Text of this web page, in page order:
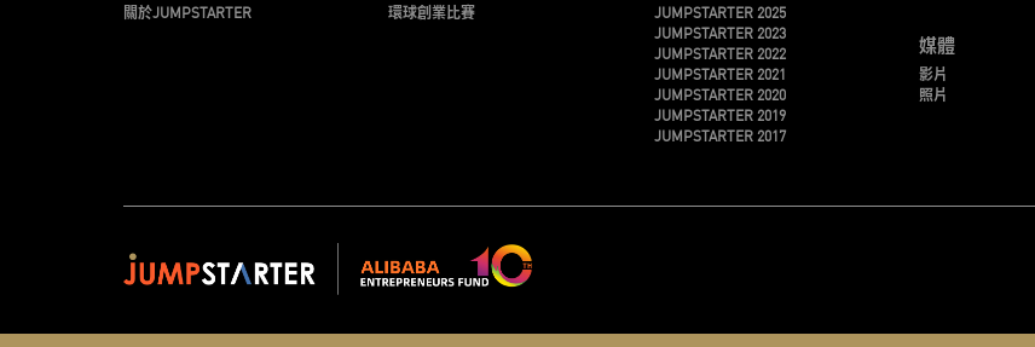
關於JUMPSTARTER 環球創業比賽
JUMPSTARTER 2025
JUMPSTARTER 2023
JUMPSTARTER 2022
JUMPSTARTER 2021
JUMPSTARTER 2020
JUMPSTARTER 2019
JUMPSTARTER 2017
媒體
影片
照片